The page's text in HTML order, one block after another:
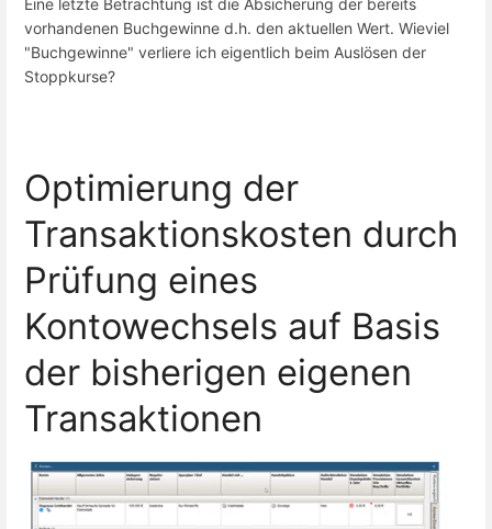
vorhandenen Buchgewinne d.h. den aktuellen Wert. Wieviel
"Buchgewinne" verliere ich eigentlich beim Auslösen der
Stoppkurse?
Optimierung der
Transaktionskosten durch
Prüfung eines
Kontowechsels auf Basis
der bisherigen eigenen
Transaktionen